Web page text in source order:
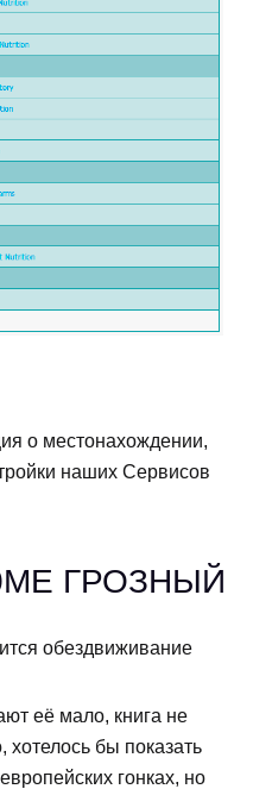
о местонахождении,
наших Сервисов
ГРОЗНЫЙ
обездвиживание
её мало, книга не
хотелось бы показать
гонках, но